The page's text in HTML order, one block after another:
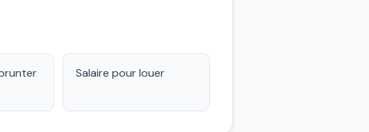
Salaire pour louer